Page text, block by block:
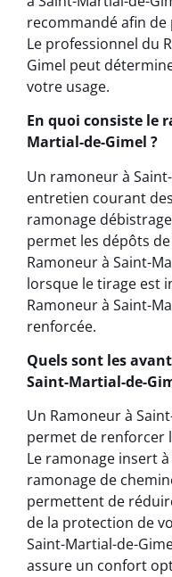
recommandé afin
Le professionnel du
Gimel peut
votre usage.
En quoi consiste le
Martial-de-Gimel ?
Un ramoneur à
entretien courant
ramonage
permet les dépôts
Ramoneur à Saint-
lorsque le tirage est
Ramoneur à Saint-
renforcée.
Quels sont les
Saint-Martial-de-
Un Ramoneur à
permet de renforcer
Le ramonage insert
ramonage de
permettent de
de la protection de
Saint-Martial-de-
assure un confort